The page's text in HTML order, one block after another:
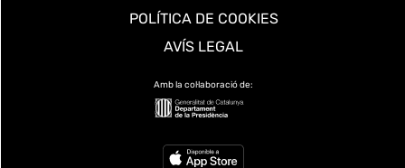
POLÍTICA DE COOKIES
AVÍS LEGAL
Amb la col·laboració de: